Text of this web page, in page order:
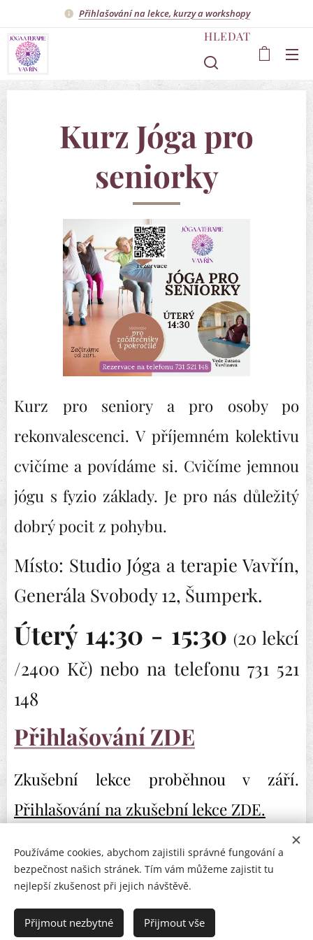
Přihlašování na lekce, kurzy a workshopy
HLEDAT
Kurz Jóga pro
seniorky
Kurz pro seniory a pro osoby po
rekonvalescenci. V příjemném kolektivu
cvičíme a povídáme si. Cvičíme jemnou
jógu s fyzio základy. Je pro nás důležitý
dobrý pocit z pohybu.
Místo: Studio Jóga a terapie Vavřín,
Generála Svobody 12, Šumperk.
Úterý 14:30 - 15:30 (20 lekcí
/2400 Kč) nebo na telefonu 731 521
148
Přihlašování ZDE
Zkušební lekce proběhnou v září.
Přihlašování na zkušební lekce ZDE.
Vytvořeno s láskou. Cookies
Používáme cookies, abychom zajistili správné fungování a
bezpečnost našich stránek. Tím vám můžeme zajistit tu
nejlepší zkušenost při jejich návštěvě.
Přijmout nezbytné Přijmout vše